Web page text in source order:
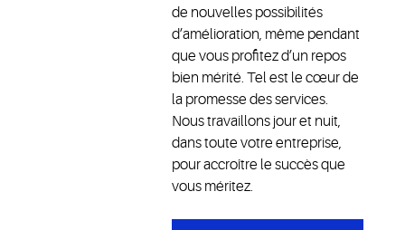
de nouvelles possibilités
d’amélioration, même pendant
que vous profitez d’un repos
bien mérité. Tel est le cœur de
la promesse des services.
Nous travaillons jour et nuit,
dans toute votre entreprise,
pour accroître le succès que
vous méritez.